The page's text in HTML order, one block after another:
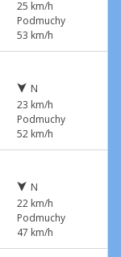
25 km/h
Podmuchy
53 km/h
N
23 km/h
Podmuchy
52 km/h
N
22 km/h
Podmuchy
47 km/h